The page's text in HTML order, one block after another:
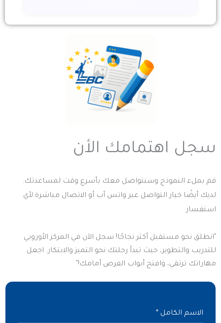
سجل اهتمامك الأن
قم بملء النموذج وسنتواصل معك بأسرع وقت لمساعدتك.
لديك أيضًا خيار التواصل عبر واتس أب أو الاتصال مباشرة لأي
استفسار
"انطلق نحو مستقبل أكثر نجاحًا! سجل الآن في المركز الأوروبي
للتدريب والتطوير، حيث تبدأ رحلتك نحو التميز والابتكار. اجعل
مهاراتك ترتقي، وافتح أبواب الفرص أمامك!"
الاسم الكامل *